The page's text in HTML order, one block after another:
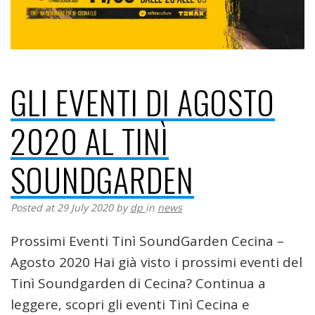
GLI EVENTI DI AGOSTO
2020 AL TINÌ
SOUNDGARDEN
Posted at 29 July 2020 bydp in news
Prossimi Eventi Tinì SoundGarden Cecina –
Agosto 2020 Hai già visto i prossimi eventi del
Tinì Soundgarden di Cecina? Continua a
leggere, scopri gli eventi Tinì Cecina e